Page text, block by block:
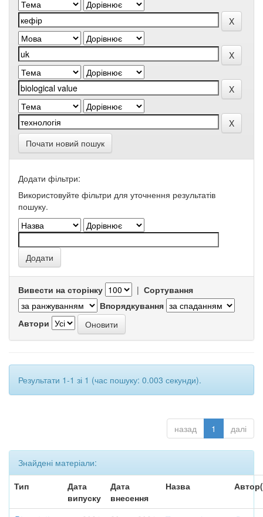
Почати новий пошук
Додати фільтри:
Використовуйте фільтри для уточнення результатів
пошуку.
Вивести на сторінку | Сортування
Впорядкування
Автори
Результати 1-1 зі 1 (час пошуку: 0.003 секунди).
назад 1 далі
Знайдені матеріали:
Тип
Дата
випуску
Дата
внесення
Назва